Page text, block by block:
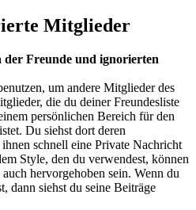
Mitglieder
der Freunde und ignorierten
um andere Mitglieder des
die du deiner Freundesliste
persönlichen Bereich für den
Du siehst dort deren
schnell eine Private Nachricht
Style, den du verwendest, können
hervorgehoben sein. Wenn du
dann siehst du seine Beiträge